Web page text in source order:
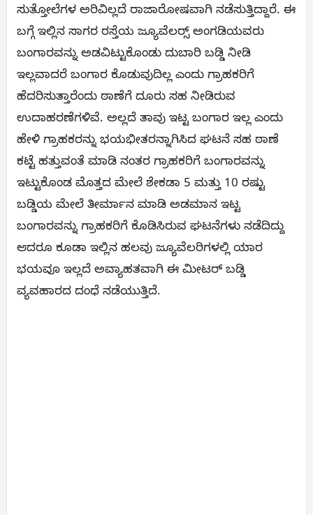
ಸುತ್ತೋಲೆಗಳ ಅರಿವಿಲ್ಲದೆ ರಾಜಾರೋಷವಾಗಿ ನಡೆಸುತ್ತಿದ್ದಾರೆ. ಈ
ಬಗ್ಗೆ ಇಲ್ಲಿನ ಸಾಗರ ರಸ್ತೆಯ ಜ್ಯೂವೆಲರ‍್ಸ್ ಅಂಗಡಿಯವರು
ಬಂಗಾರವನ್ನು ಅಡವಿಟ್ಟುಕೊಂಡು ದುಬಾರಿ ಬಡ್ಡಿ ನೀಡಿ
ಇಲ್ಲವಾದರೆ ಬಂಗಾರ ಕೊಡುವುದಿಲ್ಲ ಎಂದು ಗ್ರಾಹಕರಿಗೆ
ಹೆದರಿಸುತ್ತಾರೆಂದು ಠಾಣೆಗೆ ದೂರು ಸಹ ನೀಡಿರುವ
ಉದಾಹರಣೆಗಳಿವೆ. ಅಲ್ಲದೆ ತಾವು ಇಟ್ಟ ಬಂಗಾರ ಇಲ್ಲ ಎಂದು
ಹೇಳಿ ಗ್ರಾಹಕರನ್ನು ಭಯಭೀತರನ್ನಾಗಿಸಿದ ಘಟನೆ ಸಹ ಠಾಣೆ
ಕಟ್ಟೆ ಹತ್ತುವಂತೆ ಮಾಡಿ ನಂತರ ಗ್ರಾಹಕರಿಗೆ ಬಂಗಾರವನ್ನು
ಇಟ್ಟುಕೊಂಡ ಮೊತ್ತದ ಮೇಲೆ ಶೇಕಡಾ 5 ಮತ್ತು 10 ರಷ್ಟು
ಬಡ್ಡಿಯ ಮೇಲೆ ತೀರ್ಮಾನ ಮಾಡಿ ಅಡಮಾನ ಇಟ್ಟ
ಬಂಗಾರವನ್ನು ಗ್ರಾಹಕರಿಗೆ ಕೊಡಿಸಿರುವ ಘಟನೆಗಳು ನಡೆದಿದ್ದು
ಆದರೂ ಕೂಡಾ ಇಲ್ಲಿನ ಹಲವು ಜ್ಯೂವೆಲರಿಗಳಲ್ಲಿ ಯಾರ
ಭಯವೂ ಇಲ್ಲದೆ ಅವ್ಯಾಹತವಾಗಿ ಈ ಮೀಟರ್ ಬಡ್ಡಿ
ವ್ಯವಹಾರದ ದಂಧೆ ನಡೆಯುತ್ತಿದೆ.